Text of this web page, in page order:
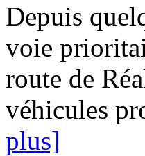
Depuis
voie
route de
véhicules
plus]